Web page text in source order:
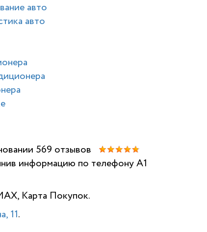
авто
авто
информацию по телефону A1
Карта Покупок.
11.
569 отзывов